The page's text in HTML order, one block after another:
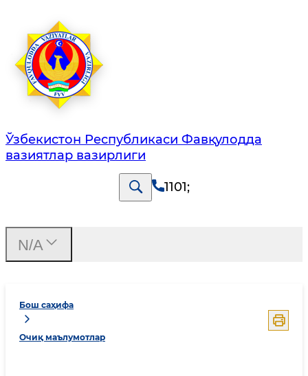
Ўзбекистон Республикаси Фавқулодда
вазиятлар вазирлиги
1101;
Бош саҳифа
Очиқ маълумотлар
N/A